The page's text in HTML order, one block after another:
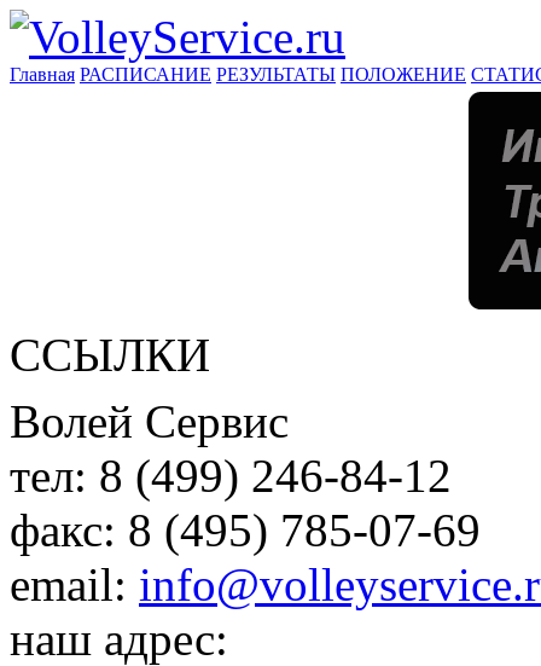
Главная РАСПИСАНИЕ РЕЗУЛЬТАТЫ ПОЛОЖЕНИЕ
ССЫЛКИ
Волей Сервис
тел: 8 (499) 246-84-12
факс: 8 (495) 785-07-69
email:
наш адрес: